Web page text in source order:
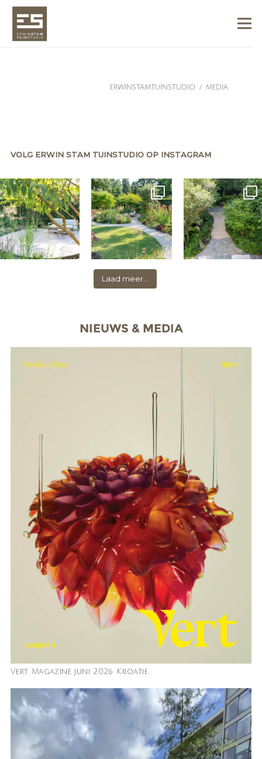
ERWINSTAMTUINSTUDIO / MEDIA
VOLG ERWIN STAM TUINSTUDIO OP INSTAGRAM
Laad meer...
NIEUWS & MEDIA
Vert Magazine juni 2026 Kroatie